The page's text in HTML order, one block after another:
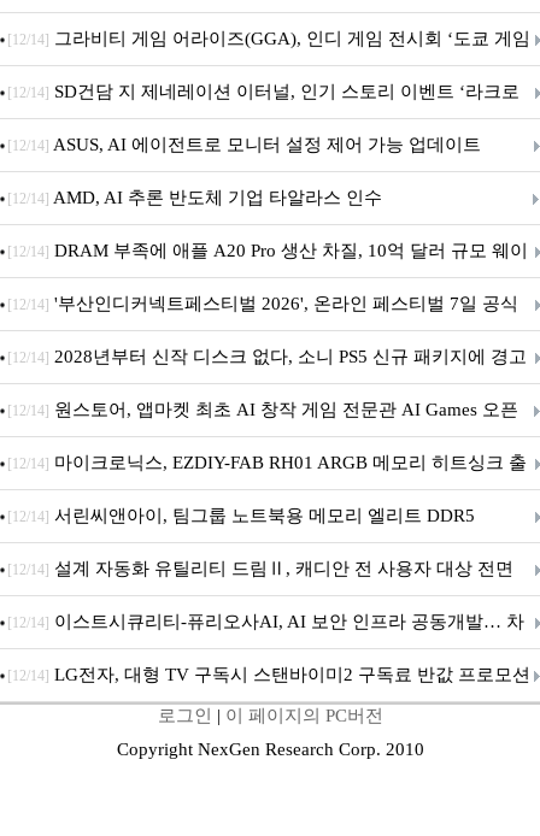
내 정식 출시
[12/14] 그라비티 게임 어라이즈(GGA), 인디 게임 전시회 ‘도쿄 게임
던전 13’ 참가!
[12/14] SD건담 지 제네레이션 이터널, 인기 스토리 이벤트 ‘라크로
아의 용사’ 재개최 및 풍성한 기념 이벤트 실시!
[12/14] ASUS, AI 에이전트로 모니터 설정 제어 가능 업데이트
[12/14] AMD, AI 추론 반도체 기업 타알라스 인수
[12/14] DRAM 부족에 애플 A20 Pro 생산 차질, 10억 달러 규모 웨이
퍼 대기
[12/14] '부산인디커넥트페스티벌 2026', 온라인 페스티벌 7일 공식
개막... 22일간 진행
[12/14] 2028년부터 신작 디스크 없다, 소니 PS5 신규 패키지에 경고
문 추가
[12/14] 원스토어, 앱마켓 최초 AI 창작 게임 전문관 AI Games 오픈
[12/14] 마이크로닉스, EZDIY-FAB RH01 ARGB 메모리 히트싱크 출
시
[12/14] 서린씨앤아이, 팀그룹 노트북용 메모리 엘리트 DDR5
5600MHz 16GB 출시
[12/14] 설계 자동화 유틸리티 드림Ⅱ, 캐디안 전 사용자 대상 전면
무상 배포
[12/14] 이스트시큐리티-퓨리오사AI, AI 보안 인프라 공동개발… 차
세대 AI 보안 플랫폼 구축
[12/14] LG전자, 대형 TV 구독시 스탠바이미2 구독료 반값 프로모션
로그인 | 이 페이지의 PC버전
Copyright NexGen Research Corp. 2010